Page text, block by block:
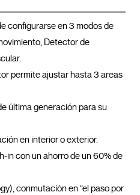
configurarse en 3 modos de
Detector de
permite ajustar hasta 3 areas
última generación para su
en interior o exterior.
in con un ahorro de un 60% de
conmutación en “el paso por